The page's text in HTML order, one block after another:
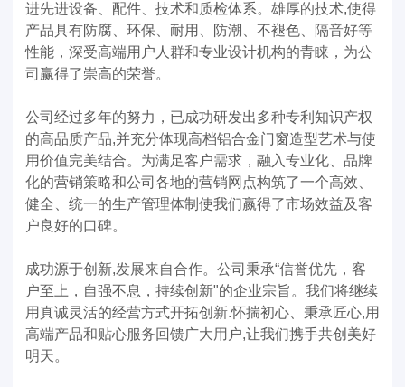
进先进设备、配件、技术和质检体系。雄厚的技术,使得
产品具有防腐、环保、耐用、防潮、不褪色、隔音好等
性能，深受高端用户人群和专业设计机构的青睐，为公
司赢得了崇高的荣誉。
公司经过多年的努力，已成功研发出多种专利知识产权
的高品质产品,并充分体现高档铝合金门窗造型艺术与使
用价值完美结合。为满足客户需求，融入专业化、品牌
化的营销策略和公司各地的营销网点构筑了一个高效、
健全、统一的生产管理体制使我们嬴得了市场效益及客
户良好的口碑。
成功源于创新,发展来自合作。公司秉承“信誉优先，客
户至上，自强不息，持续创新"的企业宗旨。我们将继续
用真诚灵活的经营方式开拓创新.怀揣初心、秉承匠心,用
高端产品和贴心服务回馈广大用户,让我们携手共创美好
明天。